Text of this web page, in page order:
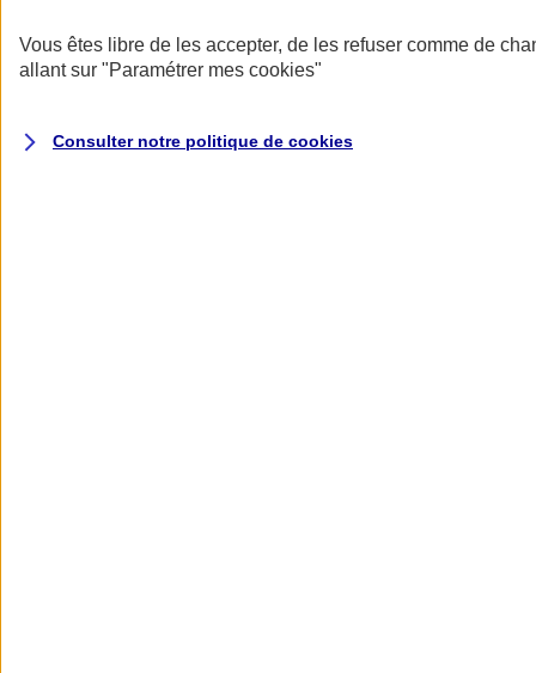
AXA Assurance
Vous êtes libre de les accepter, de les refuser comme de
allant sur "Paramétrer mes cookies"
Consulter notre politique de cookies